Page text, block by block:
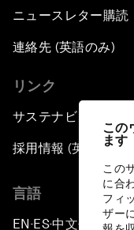
この
ます
この
に合
フィ
ザー
ニュースレター購読
連絡先 (英語のみ)
リンク
サステナビリティへ
採用情報 (英語のみ)
言語
EN ▪ES▪中文▪ 日本語